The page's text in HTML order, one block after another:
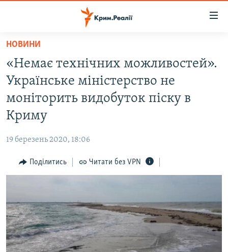
Перейти
основного
матеріалу
Перейти
до
основної
Перейти
пошуку
ВІДЕО ТА ФОТО
ПОЛІТИКА
ПОГЛЯД
ІНТЕРВ'Ю
СПЕЦПРОЕКТИ
ДЕПОРТАЦІЯ
ВІДЕОУРОКИ «ELIFBE»
ЯК ОБІЙТИ БЛОКУВАННЯ
Русский
НОВИНИ
«Немає технічних можливостей».
Українське міністерство не
моніторить видобуток піску в
Криму
19 березень 2020, 18:06
Поділитись Читати без VPN